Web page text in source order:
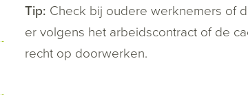
Tip: Check bij oudere werknemers of
er volgens het arbeidscontract of de
recht op doorwerken.